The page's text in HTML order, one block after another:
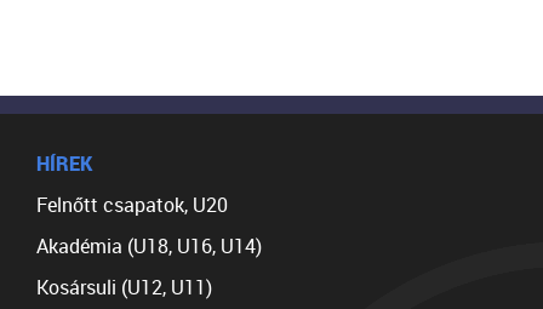
HÍREK
Felnőtt csapatok, U20
Akadémia (U18, U16, U14)
Kosársuli (U12, U11)